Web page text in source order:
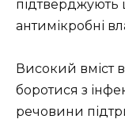
підтверджують
антимікробні
Високий вміст
боротися з
речовини